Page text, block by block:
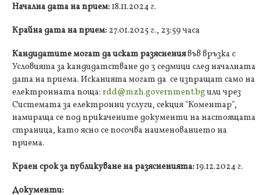
Начална дата на прием:18.11.2024 г.
Крайна дата на прием: 27.01.2025 г., 23:59 часа
Кандидатите могат да искат разяснениявъв връзка с
Условията за кандидатстване до 3 седмици след началната
дата на приема. Исканията могат да се изпращат само на
електронната поща: rdd@mzh.government.bgили чрез
Системата за електронни услуги, секция "Коментар",
намираща се под прикачените документи на настоящата
страница, като ясно се посочва наименованието на
приема.
Краен срок за публикуване на разясненията:19.12.2024 г.
Документи: